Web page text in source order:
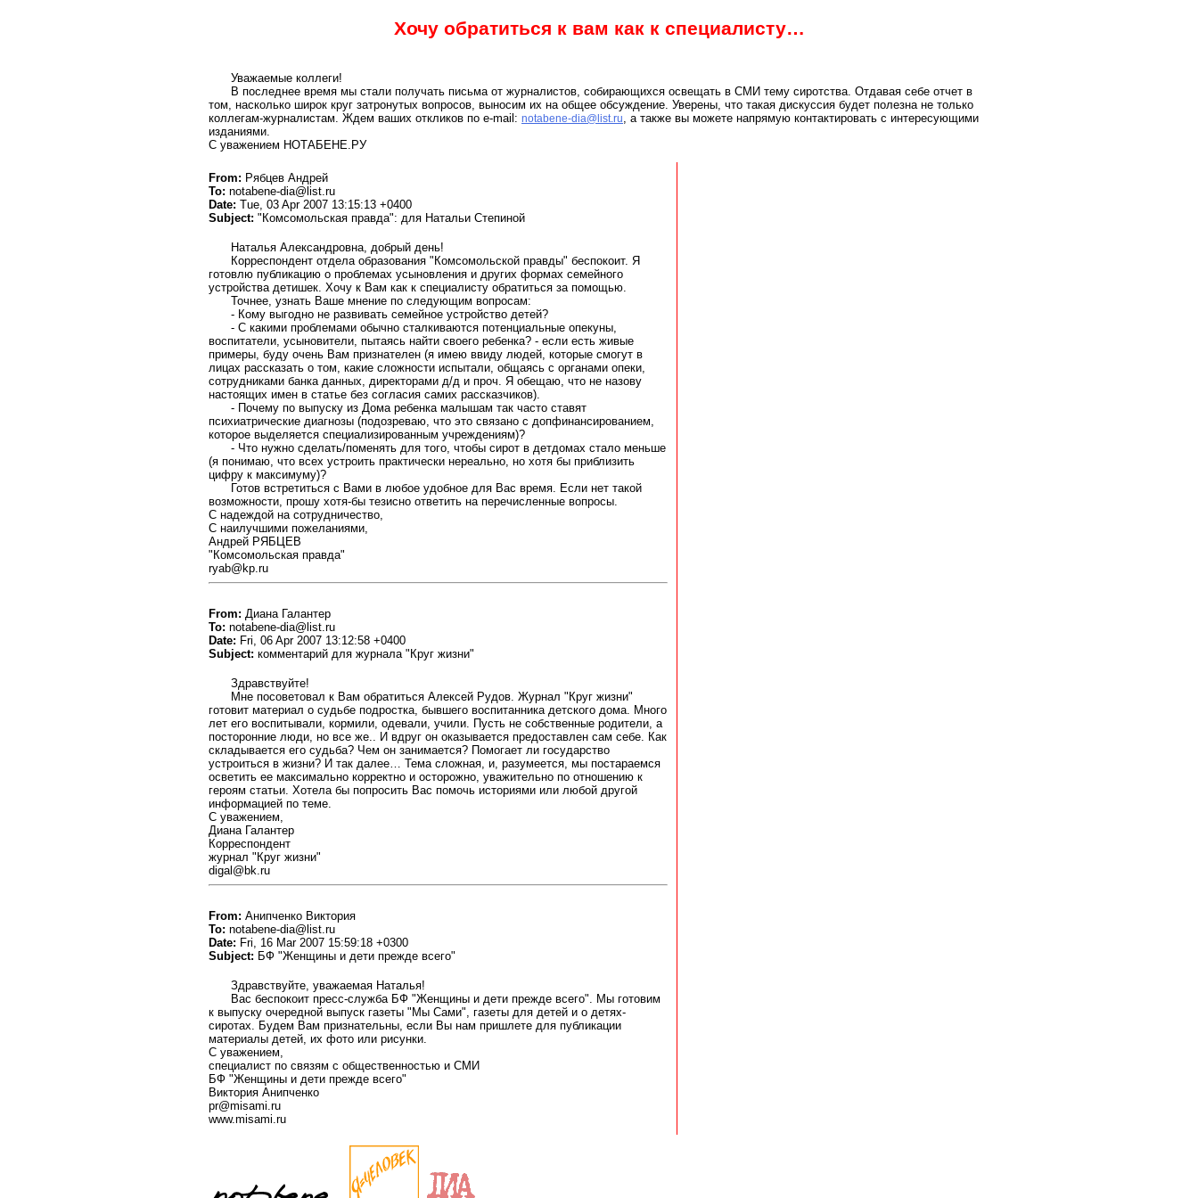
Хочу обратиться к вам как к специалисту…
Уважаемые коллеги!
В последнее время мы стали получать письма от журналистов, собирающихся освещать в СМИ тему сиротства. Отдавая себе отчет в
том, насколько широк круг затронутых вопросов, выносим их на общее обсуждение. Уверены, что такая дискуссия будет полезна не только
коллегам-журналистам. Ждем ваших откликов по e-mail: notabene-dia@list.ru, а также вы можете напрямую контактировать с интересующими
изданиями.
С уважением НОТАБЕНЕ.РУ
From: Рябцев Андрей
To: notabene-dia@list.ru
Date: Tue, 03 Apr 2007 13:15:13 +0400
Subject: "Комсомольская правда": для Натальи Степиной
Наталья Александровна, добрый день!
Корреспондент отдела образования "Комсомольской правды" беспокоит. Я
готовлю публикацию о проблемах усыновления и других формах семейного
устройства детишек. Хочу к Вам как к специалисту обратиться за помощью.
Точнее, узнать Ваше мнение по следующим вопросам:
- Кому выгодно не развивать семейное устройство детей?
- С какими проблемами обычно сталкиваются потенциальные опекуны,
воспитатели, усыновители, пытаясь найти своего ребенка? - если есть живые
примеры, буду очень Вам признателен (я имею ввиду людей, которые смогут в
лицах рассказать о том, какие сложности испытали, общаясь с органами опеки,
сотрудниками банка данных, директорами д/д и проч. Я обещаю, что не назову
настоящих имен в статье без согласия самих рассказчиков).
- Почему по выпуску из Дома ребенка малышам так часто ставят
психиатрические диагнозы (подозреваю, что это связано с допфинансированием,
которое выделяется специализированным учреждениям)?
- Что нужно сделать/поменять для того, чтобы сирот в детдомах стало меньше
(я понимаю, что всех устроить практически нереально, но хотя бы приблизить
цифру к максимуму)?
Готов встретиться с Вами в любое удобное для Вас время. Если нет такой
возможности, прошу хотя-бы тезисно ответить на перечисленные вопросы.
С надеждой на сотрудничество,
С наилучшими пожеланиями,
Андрей РЯБЦЕВ
"Комсомольская правда"
ryab@kp.ru
From: Диана Галантер
To: notabene-dia@list.ru
Date: Fri, 06 Apr 2007 13:12:58 +0400
Subject: комментарий для журнала "Круг жизни"
Здравствуйте!
Мне посоветовал к Вам обратиться Алексей Рудов. Журнал "Круг жизни"
готовит материал о судьбе подростка, бывшего воспитанника детского дома. Много
лет его воспитывали, кормили, одевали, учили. Пусть не собственные родители, а
посторонние люди, но все же.. И вдруг он оказывается предоставлен сам себе. Как
складывается его судьба? Чем он занимается? Помогает ли государство
устроиться в жизни? И так далее… Тема сложная, и, разумеется, мы постараемся
осветить ее максимально корректно и осторожно, уважительно по отношению к
героям статьи. Хотела бы попросить Вас помочь историями или любой другой
информацией по теме.
С уважением,
Диана Галантер
Корреспондент
журнал "Круг жизни"
digal@bk.ru
From: Анипченко Виктория
To: notabene-dia@list.ru
Date: Fri, 16 Mar 2007 15:59:18 +0300
Subject: БФ "Женщины и дети прежде всего"
Здравствуйте, уважаемая Наталья!
Вас беспокоит пресс-служба БФ "Женщины и дети прежде всего". Мы готовим
к выпуску очередной выпуск газеты "Мы Сами", газеты для детей и о детях-
сиротах. Будем Вам признательны, если Вы нам пришлете для публикации
материалы детей, их фото или рисунки.
С уважением,
специалист по связям с общественностью и СМИ
БФ "Женщины и дети прежде всего"
Виктория Анипченко
pr@misami.ru
www.misami.ru